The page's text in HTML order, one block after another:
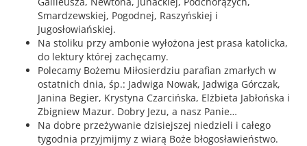
Smardzewskiej, Pogodnej, Raszyńskiej i
Jugosłowiańskiej.
Na stoliku przy ambonie wyłożona jest prasa katolicka,
do lektury której zachęcamy.
Polecamy Bożemu Miłosierdziu parafian zmarłych w
ostatnich dnia, śp.: Jadwiga Nowak, Jadwiga Górczak,
Janina Begier, Krystyna Czarcińska, Elżbieta Jabłońska i
Zbigniew Mazur. Dobry Jezu, a nasz Panie…
Na dobre przeżywanie dzisiejszej niedzieli i całego
tygodnia przyjmijmy z wiarą Boże błogosławieństwo.